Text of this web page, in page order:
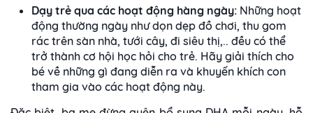
Dạy trẻ qua các hoạt động hàng ngày: Những hoạt
động thường ngày như dọn dẹp đồ chơi, thu gom
rác trên sàn nhà, tưới cây, đi siêu thị,.. đều có thể
trở thành cơ hội học hỏi cho trẻ. Hãy giải thích cho
bé về những gì đang diễn ra và khuyến khích con
tham gia vào các hoạt động này.